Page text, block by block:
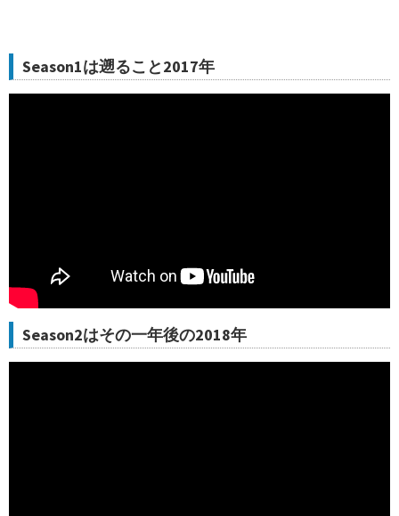
Season1は遡ること2017年
Season2はその一年後の2018年